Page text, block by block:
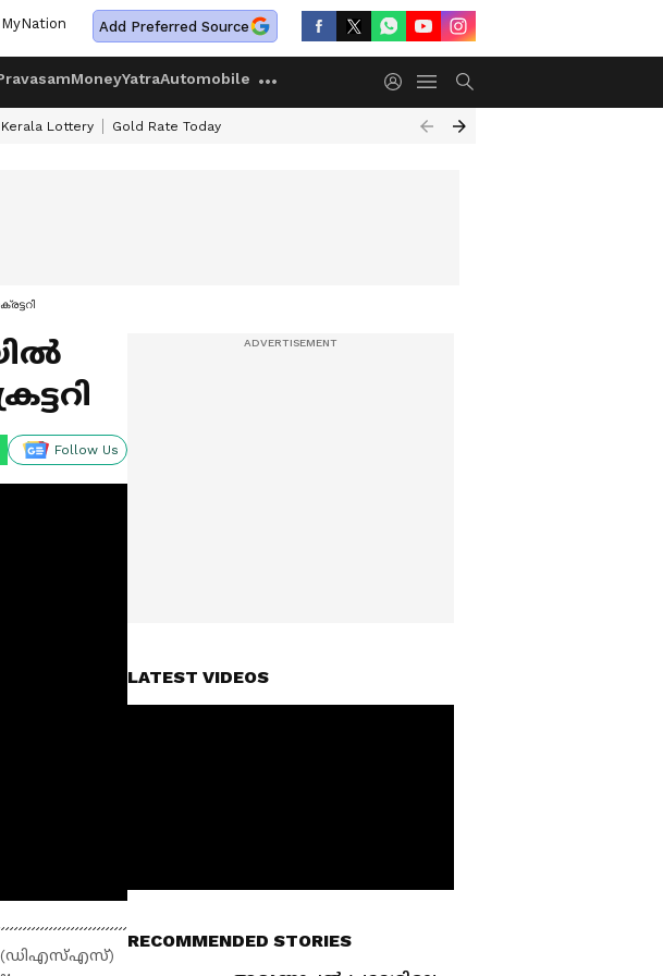
MyNation Add Preferred Source
MoneyYatraAutomobile
Kerala Lottery Gold Rate Today
Follow Us
(ഡിഎസ്എസ്)
LATEST VIDEOS
RECOMMENDED STORIES